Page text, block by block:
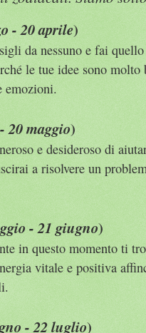
- 20 aprile)
da nessuno e fai
le tue idee sono
emozioni.
20 maggio)
e desideroso di
a risolvere un
- 21 giugno)
in questo momento ti
vitale e positiva
- 22 luglio)